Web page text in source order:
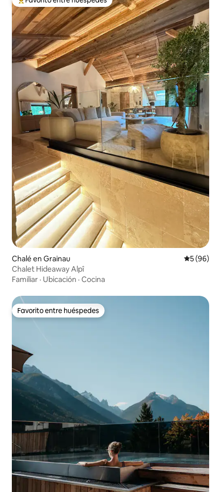
Favorito entre huéspedes preferido
Chalé en Grainau
5 (96)
Chalet Hideaway Alpî
Familiar · Ubicación · Cocina
Favorito entre huéspedes
Favorito entre huéspedes